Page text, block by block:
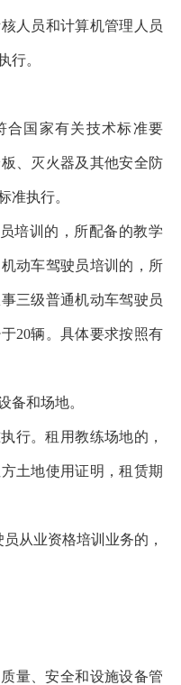
人员和计算机管理人员
行。
合国家有关技术标准要
、灭火器及其他安全防
准执行。
培训的，所配备的教学
动车驾驶员培训的，所
三级普通机动车驾驶员
20辆。具体要求按照有
备和场地。
行。租用教练场地的，
土地使用证明，租赁期
从业资格培训业务的，
量、安全和设施设备管